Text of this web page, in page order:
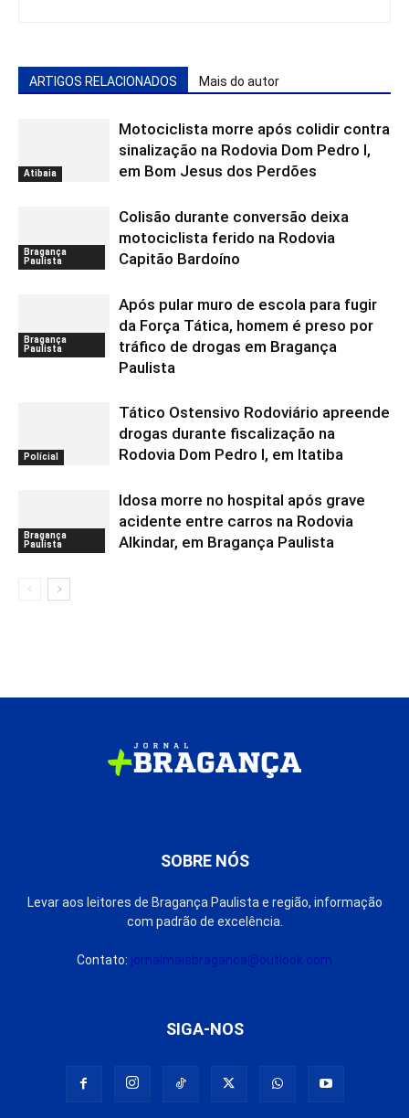
ARTIGOS RELACIONADOS Mais do autor
Atibaia
Motociclista morre após colidir contra
sinalização na Rodovia Dom Pedro I,
em Bom Jesus dos Perdões
Bragança
Paulista
Colisão durante conversão deixa
motociclista ferido na Rodovia
Capitão Bardoíno
Bragança
Paulista
Após pular muro de escola para fugir
da Força Tática, homem é preso por
tráfico de drogas em Bragança
Paulista
Polícial
Tático Ostensivo Rodoviário apreende
drogas durante fiscalização na
Rodovia Dom Pedro I, em Itatiba
Bragança
Paulista
Idosa morre no hospital após grave
acidente entre carros na Rodovia
Alkindar, em Bragança Paulista
SOBRE NÓS
Levar aos leitores de Bragança Paulista e região, informação
com padrão de excelência.
Contato: jornalmaisbraganca@outlook.com
SIGA-NOS